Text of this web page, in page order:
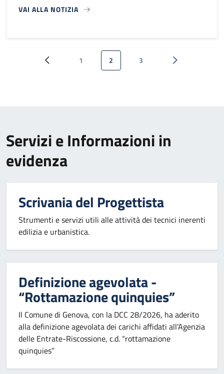
VAI ALLA NOTIZIA
Paginazione
Pagina precedente
Pagina
1 Pagina attuale
2 Pagina
3 Pagina
Servizi e Informazioni in
evidenza
Scrivania del Progettista
Strumenti e servizi utili alle attività dei tecnici inerenti
edilizia e urbanistica.
Definizione agevolata -
“Rottamazione quinquies”
Il Comune di Genova, con la DCC 28/2026, ha aderito
alla definizione agevolata dei carichi affidati all’Agenzia
delle Entrate-Riscossione, c.d. “rottamazione
quinquies”